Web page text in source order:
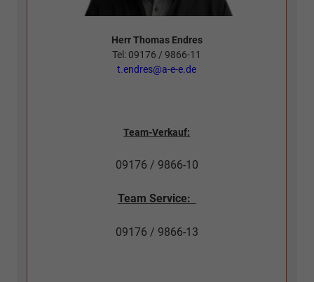
Herr Thomas Endres
Tel: 09176 / 9866-11
t.endres@a-e-e.de
Team-Verkauf:
09176 / 9866-10
Team Service:
09176 / 9866-13